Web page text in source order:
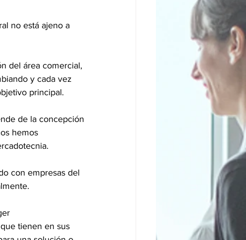
no está ajeno a
del área comercial,
y cada vez
principal.
de la concepción
hemos
con empresas del
tienen en sus